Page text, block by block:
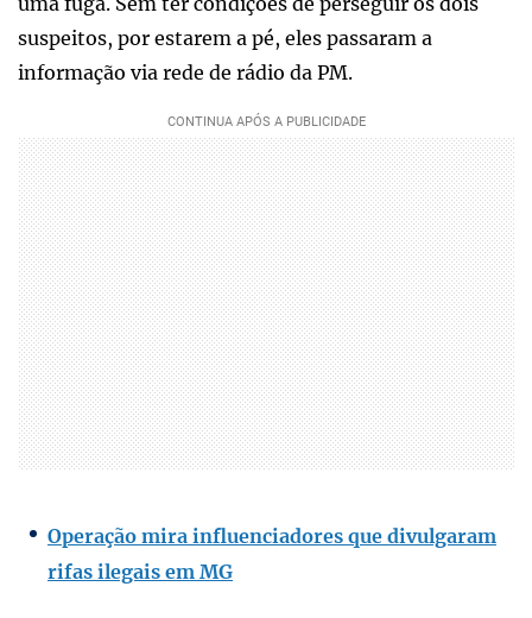
suspeitos, por estarem a pé, eles passaram a
informação via rede de rádio da PM.
Operação mira influenciadores que divulgaram
rifas ilegais em MG